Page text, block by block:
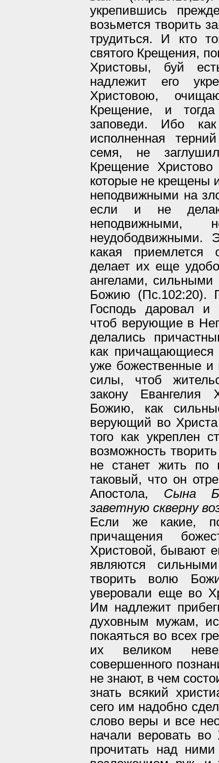
укрепившись
возьмется творить
трудиться. И кто
святого Крещения,
Христовы, буй
надлежит его
Христовою,
Крещение, и
заповеди. Ибо
исполненная
семя, не
Крещение
которые не крещены
неподвижными на
если и не
неподвижными,
неудободвижными.
какая приемлется
делает их еще
ангелами,
Божию (Пс.102:20).
Господь даровал
чтоб верующие в
делались
как
уже божественные
силы, чтоб
закону
Божию, как
верующий во
того как укреплен
возможность
не станет жить по
таковый, что он
Апостола, Сына
заветную скверну
Если же какие,
причащения
Христовой, бывают
являются
творить волю
уверовали еще во
Им надлежит
духовным мужам,
покаяться во всех
их великом
совершенного
не знают, в чем
знать всякий
сего им надобно
слово веры и все
начали веровать во
прочитать над